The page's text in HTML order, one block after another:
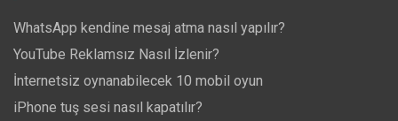
WhatsApp kendine mesaj atma nasıl yapılır?
YouTube Reklamsız Nasıl İzlenir?
İnternetsiz oynanabilecek 10 mobil oyun
iPhone tuş sesi nasıl kapatılır?